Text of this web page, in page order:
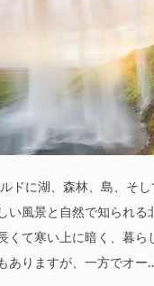
ドに湖、森林、島、そ
い風景と自然で知られる
くて寒い上に暗く、暮ら
ありますが、一方でオー